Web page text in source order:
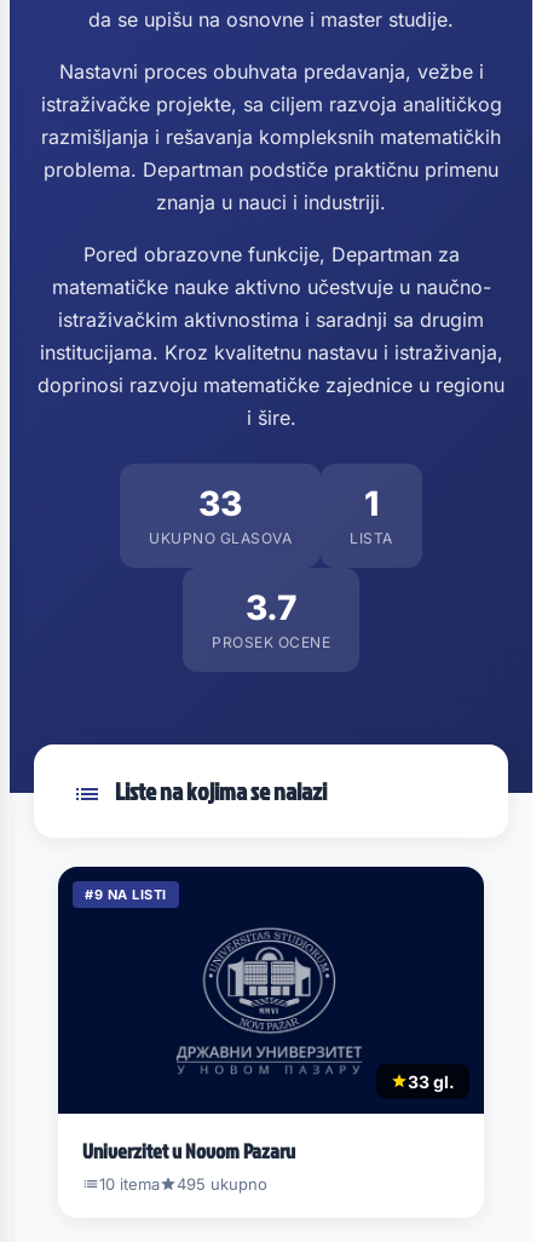
da se upišu na osnovne i master studije.
Nastavni proces obuhvata predavanja, vežbe i
istraživačke projekte, sa ciljem razvoja analitičkog
razmišljanja i rešavanja kompleksnih matematičkih
problema. Departman podstiče praktičnu primenu
znanja u nauci i industriji.
Pored obrazovne funkcije, Departman za
matematičke nauke aktivno učestvuje u naučno-
istraživačkim aktivnostima i saradnji sa drugim
institucijama. Kroz kvalitetnu nastavu i istraživanja,
doprinosi razvoju matematičke zajednice u regionu
i šire.
33
UKUPNO GLASOVA
1
LISTA
3.7
PROSEK OCENE
Liste na kojima se nalazi
#9 NA LISTI
33 gl.
Univerzitet u Novom Pazaru
10 itema 495 ukupno